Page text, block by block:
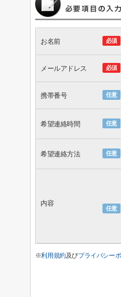
必須
お名前
必須
メールアドレス
任意
携帯番号
任意
希望連絡時間
任意
希望連絡方法
任意
内容
※利用規約及びプライバシー